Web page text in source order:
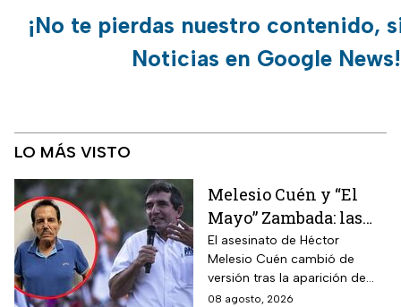
¡No te pierdas nuestro contenido,
Noticias en Google News!
LO MÁS VISTO
Melesio Cuén y “El
Mayo” Zambada: las
claves de un
asesinato rodeado de
contradicciones
El asesinato de Héctor
Melesio Cuén cambió de
versión tras la aparición de
nuevas pruebas. ¿Qué ocurrió
08 agosto, 2026